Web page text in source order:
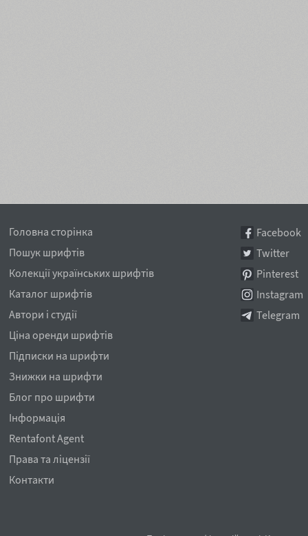
Головна сторінка
Пошук шрифтів
Колекції українських шрифтів
Каталог шрифтів
Автори і студії
Ціна оренди шрифтів
Підписки на шрифти
Знижки на шрифти
Блог про шрифти
Інформація
Rentafont Agent
Права та ліцензії
Контакти
Facebook
Twitter
Pinterest
Instagram
Telegram